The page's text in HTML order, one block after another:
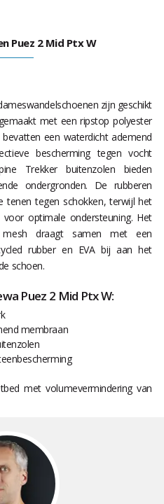
Puez 2 Mid Ptx W
zijn geschikt
met een ripstop polyester
een waterdicht ademend
bescherming tegen vocht
Trekker buitenzolen bieden
ondergronden. De rubberen
tenen tegen schokken, terwijl het
optimale ondersteuning. Het
mesh draagt samen met een
rubber en EVA bij aan het
schoen.
Puez 2 Mid Ptx W:
membraan
met volumevermindering van